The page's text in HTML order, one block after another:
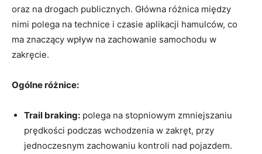
oraz na drogach publicznych. Główna różnica między
nimi polega na technice i czasie aplikacji hamulców, co
ma znaczący wpływ na zachowanie samochodu w
zakręcie.
Ogólne różnice:
Trail braking: polega na stopniowym zmniejszaniu
prędkości podczas wchodzenia w zakręt, przy
jednoczesnym zachowaniu kontroli nad pojazdem.